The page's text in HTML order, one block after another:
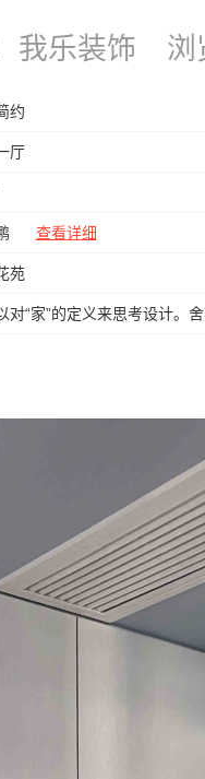
我乐装饰 浏
约
厅
查看详细
苑
对“家”的定义来思考设计。